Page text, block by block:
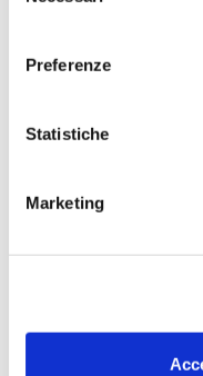
Preferenze
Statistiche
Marketing
La pelle grassa non è
individuati i prodotti